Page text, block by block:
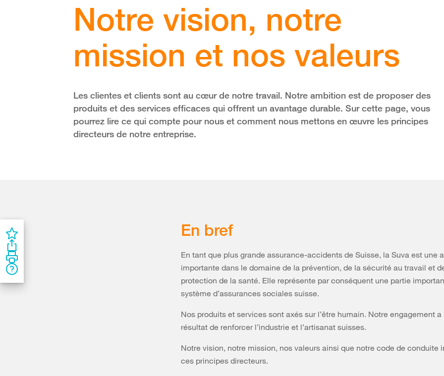
Notre vision, notre
mission et nos valeurs
Les clientes et clients sont au cœur de notre travail. Notre ambition est de proposer des
produits et des services efficaces qui offrent un avantage durable. Sur cette page, vous
pourrez lire ce qui compte pour nous et comment nous mettons en œuvre les principes
directeurs de notre entreprise.
En bref
En tant que plus grande assurance-accidents de Suisse, la Suva est une
importante dans le domaine de la prévention, de la sécurité au travail et
protection de la santé. Elle représente par conséquent une partie
système d’assurances sociales suisse.
Nos produits et services sont axés sur l’être humain. Notre engagement a
résultat de renforcer l’industrie et l’artisanat suisses.
Notre vision, notre mission, nos valeurs ainsi que notre code de conduite
ces principes directeurs.